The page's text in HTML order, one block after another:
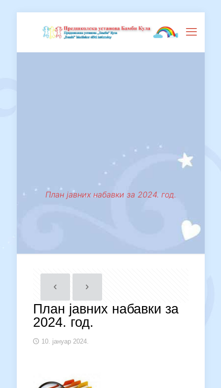
План јавних набавки за 2024. год.
План јавних набавки за
2024. год.
10. јануар 2024.